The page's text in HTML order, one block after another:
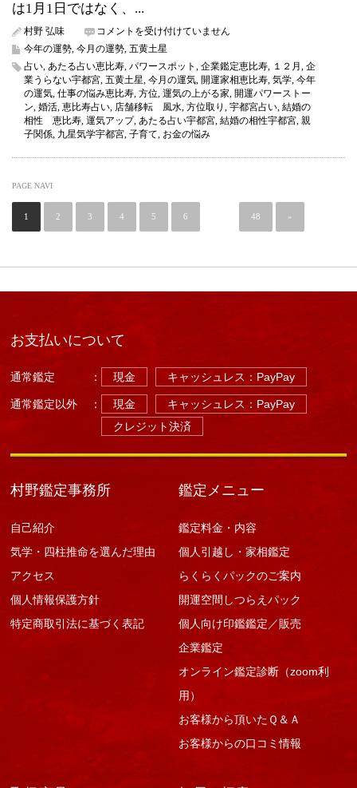
は1月1日ではなく、...
村野 弘味
五
黄
星
2025
年
12
月
の
の
気）
コメントを受け付けていません
今年の運勢, 今月の運勢, 五黄土星
占い, あたる占い恵比寿, パワースポット , 企業鑑定恵比寿, １２月 , 企
業うらない宇都宮, 五黄土星, 今月の運気, 開運家相恵比寿, 気学, 今年
の運気, 仕事の悩み恵比寿, 方位, 運気の上がる家, 開運パワーストー
ン, 婚活, 恵比寿占い, 店舗移転 風水, 方位取り , 宇都宮占い, 結婚の
相性 恵比寿, 運気アップ, あたる占い宇都宮, 結婚の相性宇都宮, 親
子関係, 九星気学宇都宮, 子育て, お金の悩み
PAGE NAVI
1 2 3 4 5 6 48 »
お支払いについて
通常鑑定 ： 現金 キャッシュレス：PayPay
通常鑑定以外 ： 現金
キャッシュレス：PayPay
クレジット決済
村野鑑定事務所
自己紹介
気学・四柱推命を選んだ理由
アクセス
個人情報保護方針
特定商取引法に基づく表記
鑑定メニュー
鑑定料金・内容
個人引越し・家相鑑定
らくらくパックのご案内
開運空間しつらえパック
個人向け印鑑鑑定／販売
企業鑑定
オンライン鑑定診断（zoom利
用）
お客様から頂いたＱ＆Ａ
お客様からの口コミ情報